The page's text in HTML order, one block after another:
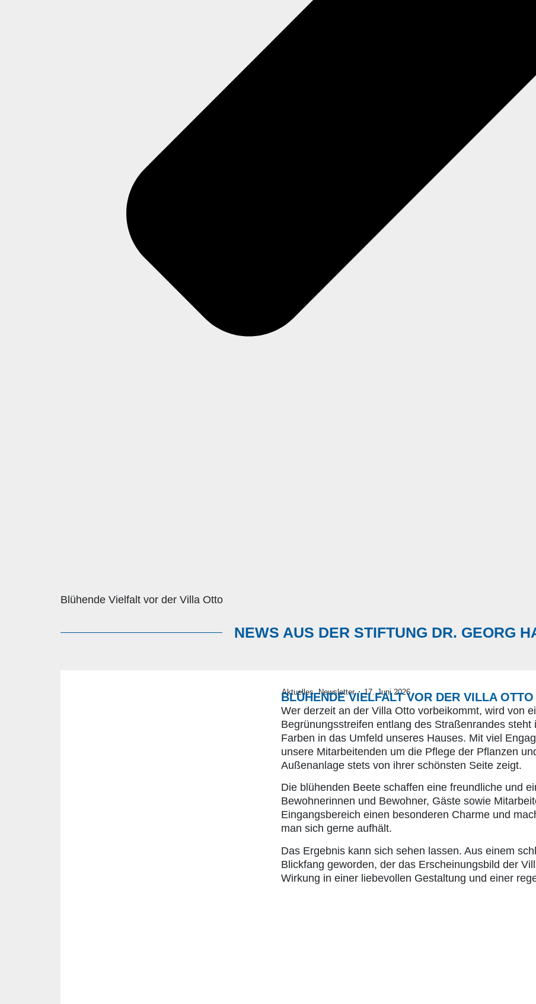
Blühende Vielfalt vor der Villa Otto
NEWS AUS DER STIFTUNG DR. GEORG
Aktuelles,Newsletter · 17. Juni 2026
BLÜHENDE VIELFALT VOR DER VILLA OTTO
Wer derzeit an der Villa Otto vorbeikommt, wird von
Begrünungsstreifen entlang des Straßenrandes
Farben in das Umfeld unseres Hauses. Mit viel
unsere Mitarbeitenden um die Pflege der Pflanzen
Außenanlage stets von ihrer schönsten Seite zeigt.
Die blühenden Beete schaffen eine freundliche und
Bewohnerinnen und Bewohner, Gäste sowie
Eingangsbereich einen besonderen Charme und
man sich gerne aufhält.
Das Ergebnis kann sich sehen lassen. Aus einem
Blickfang geworden, der das Erscheinungsbild der
Wirkung in einer liebevollen Gestaltung und einer